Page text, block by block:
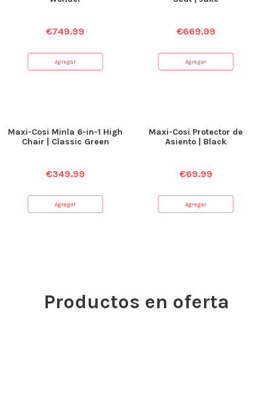
€749.99
Agregar
€669.99
Agregar
Maxi-Cosi Minla 6-in-1 High
Chair | Classic Green
€349.99
Agregar
Maxi-Cosi Protector de
Asiento | Black
€69.99
Agregar
Productos en oferta